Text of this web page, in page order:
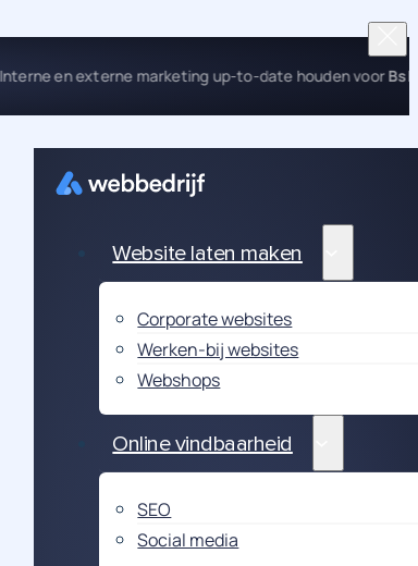
Interne en externe marketing up-to-date houden voor
Website laten maken
Corporate websites
Werken-bij websites
Webshops
Online vindbaarheid
SEO
Social media